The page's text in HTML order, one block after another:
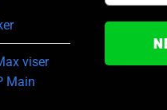
viser
Main